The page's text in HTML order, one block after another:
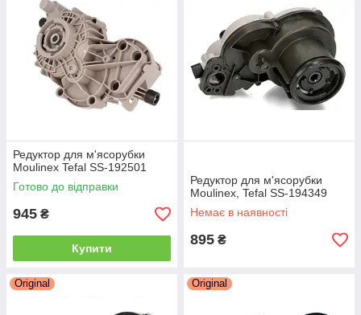
Редуктор для м'ясорубки
Moulinex Tefal SS-192501
Готово до відправки
945 ₴
Купити
Редуктор для м'ясорубки
Moulinex, Tefal SS-194349
Немає в наявності
895 ₴
Original Original